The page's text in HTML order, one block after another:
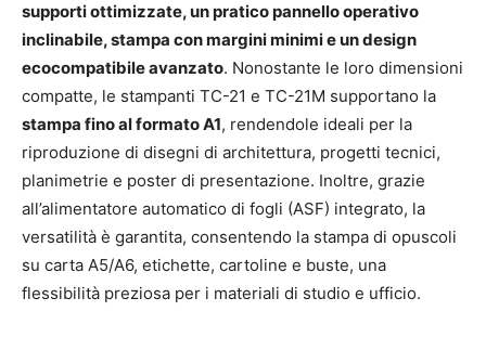
supporti ottimizzate, un pratico pannello operativo
inclinabile, stampa con margini minimi e un design
ecocompatibile avanzato. Nonostante le loro dimensioni
compatte, le stampanti TC-21 e TC-21M supportano la
stampa fino al formato A1, rendendole ideali per la
riproduzione di disegni di architettura, progetti tecnici,
planimetrie e poster di presentazione. Inoltre, grazie
all’alimentatore automatico di fogli (ASF) integrato, la
versatilità è garantita, consentendo la stampa di opuscoli
su carta A5/A6, etichette, cartoline e buste, una
flessibilità preziosa per i materiali di studio e ufficio.